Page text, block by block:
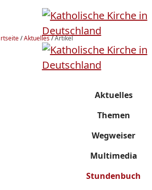
/Aktuelles/Artikel
Aktuelles
Themen
Wegweiser
Multimedia
Stundenbuch